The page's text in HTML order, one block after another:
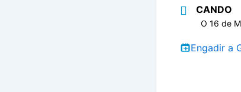
CANDO
O 16 de
Engadir a